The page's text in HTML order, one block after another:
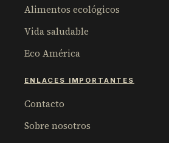
Alimentos ecológicos
Vida saludable
Eco América
ENLACES IMPORTANTES
Contacto
Sobre nosotros